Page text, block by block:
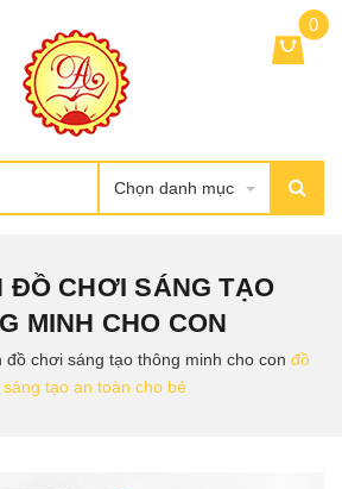
Chọn danh mục
0
ĐỒ CHƠI SÁNG TẠO
MINH CHO CON
đồ chơi sáng tạo thông minh cho con đồ
tạo an toàn cho bé